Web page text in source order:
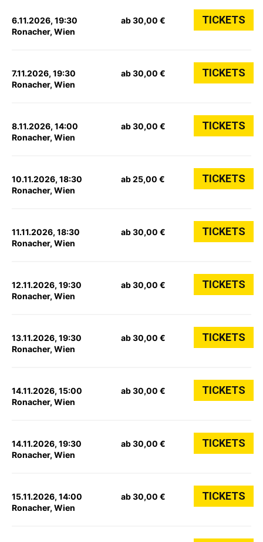
6.11.2026, 19:30
Ronacher, Wien
ab 30,00 € TICKETS
7.11.2026, 19:30
Ronacher, Wien
ab 30,00 € TICKETS
8.11.2026, 14:00
Ronacher, Wien
ab 30,00 € TICKETS
10.11.2026, 18:30
Ronacher, Wien
ab 25,00 € TICKETS
11.11.2026, 18:30
Ronacher, Wien
ab 30,00 € TICKETS
12.11.2026, 19:30
Ronacher, Wien
ab 30,00 € TICKETS
13.11.2026, 19:30
Ronacher, Wien
ab 30,00 € TICKETS
14.11.2026, 15:00
Ronacher, Wien
ab 30,00 € TICKETS
14.11.2026, 19:30
Ronacher, Wien
ab 30,00 € TICKETS
15.11.2026, 14:00
Ronacher, Wien
ab 30,00 € TICKETS